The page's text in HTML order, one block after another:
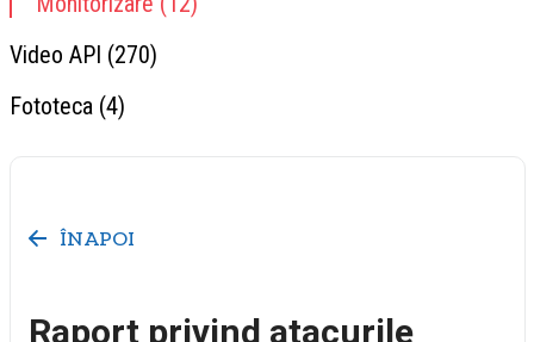
Video API (270)
Fototeca (4)
ÎNAPOI
Raport privind atacurile